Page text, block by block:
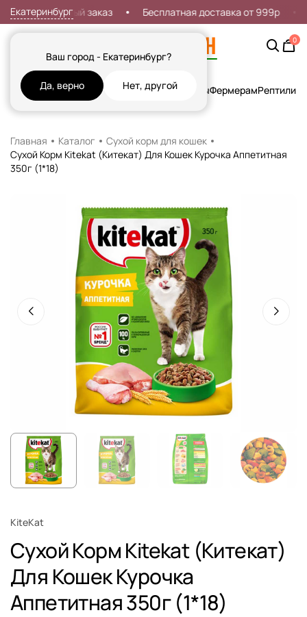
Екатеринбург
Ваш город - Екатеринбург?
Да, верно Нет, другой
7% на первый заказ Бесплатная доставка от 999р
0
Кошки СобакиРыбы Грызуны и Хорьки ПтицыФермерамРептилии
Главная Каталог
Сухой корм для кошек
Сухой Корм Kitekat (Китекат) Для Кошек Курочка Аппетитная
350г (1*18)
KiteKat
Сухой Корм Kitekat (Китекат)
Для Кошек Курочка
Аппетитная 350г (1*18)